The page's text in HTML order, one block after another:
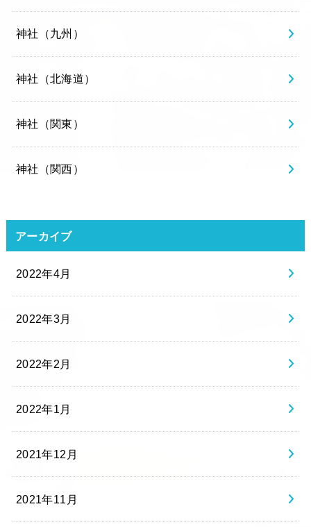
神社（九州）
神社（北海道）
神社（関東）
神社（関西）
アーカイブ
2022年4月
2022年3月
2022年2月
2022年1月
2021年12月
2021年11月